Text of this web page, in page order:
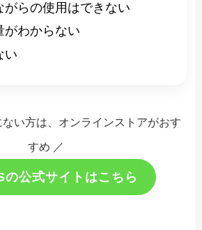
がらの使用はできない
がわからない
い
い方は、オンラインストアがおす
すめ ／
の公式サイトはこちら